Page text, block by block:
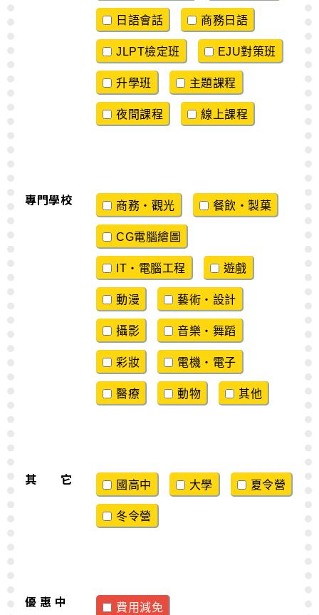
日語會話 商務日語
JLPT檢定班 EJU對策班
升學班 主題課程
夜間課程 線上課程
專門學校 商務・觀光 餐飲・製菓
CG電腦繪圖
IT・電腦工程 遊戲
動漫 藝術・設計
攝影 音樂・舞蹈
彩妝 電機・電子
醫療 動物 其他
其 它 國高中 大學 夏令營
冬令營
優 惠 中 費用減免